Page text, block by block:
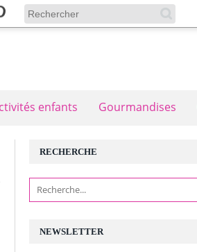
enfants Gourmandises
NEWSLETTER
RECHERCHE